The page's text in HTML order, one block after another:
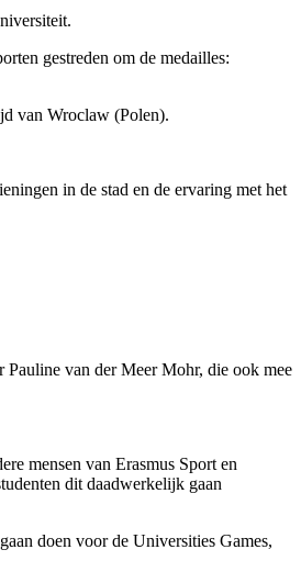
gestreden om de medailles:
van Wroclaw (Polen).
in de stad en de ervaring met het
Pauline van der Meer Mohr, die ook mee
mensen van Erasmus Sport en
dit daadwerkelijk gaan
doen voor de Universities Games,